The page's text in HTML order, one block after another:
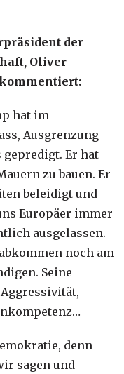
der
Oliver
hat im
Ausgrenzung
gepredigt. Er hat
zu bauen. Er
beleidigt und
Europäer immer
ausgelassen.
noch am
Seine
denn
sagen und